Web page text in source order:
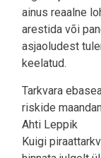
ainus reaalne
arestida või
asjaoludest
keelatud.
Tarkvara
riskide
Ahti Leppik
Kuigi